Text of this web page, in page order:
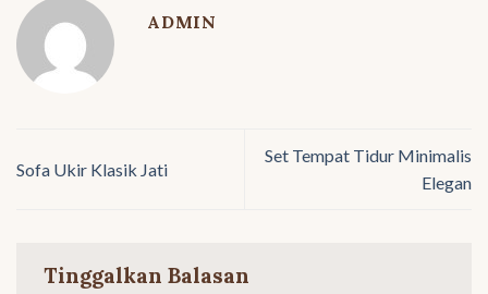
ADMIN
Sofa Ukir Klasik Jati
Set Tempat Tidur Minimalis
Elegan
Tinggalkan Balasan